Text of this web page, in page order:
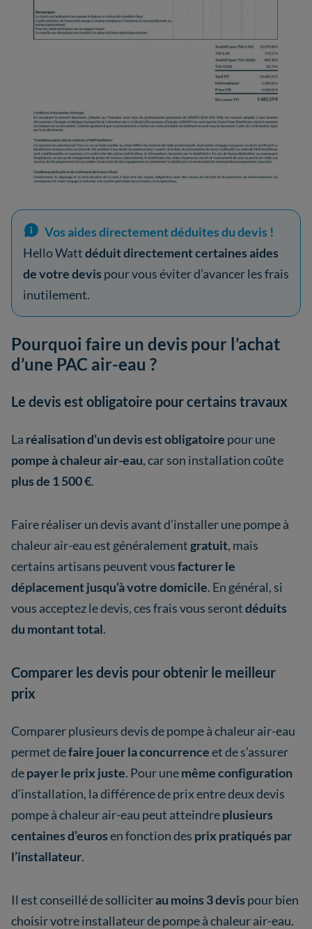
Vos aides directement déduites du devis !
Hello Wattdéduit directement certaines aides
de votre devis pour vous éviter d’avancer les frais
inutilement.
Pourquoi faire un devis pour l’achat
d’une PAC air-eau ?
Le devis est obligatoire pour certains travaux
La réalisation d’un devis est obligatoire pour une
pompe à chaleur air-eau, car son installation coûte
plus de 1 500 €.
Faire réaliser un devis avant d’installer unepompe à
chaleur air-eau est généralementgratuit, mais
certains artisans peuvent vousfacturer le
déplacement jusqu’à votre domicile. En général, si
vous acceptez le devis, ces frais vous serontdéduits
du montant total.
Comparer les devis pour obtenir le meilleur
prix
Comparer plusieurs devis de pompe à chaleur air-eau
permet defaire jouer la concurrenceet de s’assurer
depayer le prix juste. Pour unemême configuration
d’installation, la différence de prix entre deux devis
pompe à chaleur air-eau peut atteindreplusieurs
centaines d’eurosen fonction des prix pratiqués par
l’installateur.
Il est conseillé de solliciterau moins 3 devis pour bien
choisir votre installateur de pompe à chaleur air-eau.